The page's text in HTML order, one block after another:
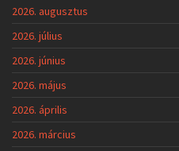
2026. augusztus
2026. július
2026. június
2026. május
2026. április
2026. március